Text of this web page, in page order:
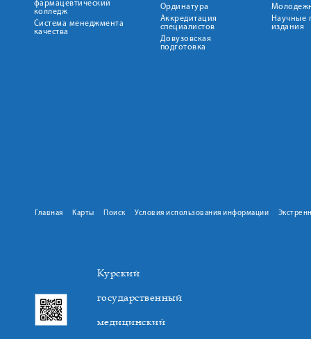
фармацевтический
колледж
Система менеджмента
качества
Ординатура
Аккредитация
специалистов
Довузовская
подготовка
Научные
издания
Главная Карты Поиск Условия использования информации
Курский
государственный
медицинский